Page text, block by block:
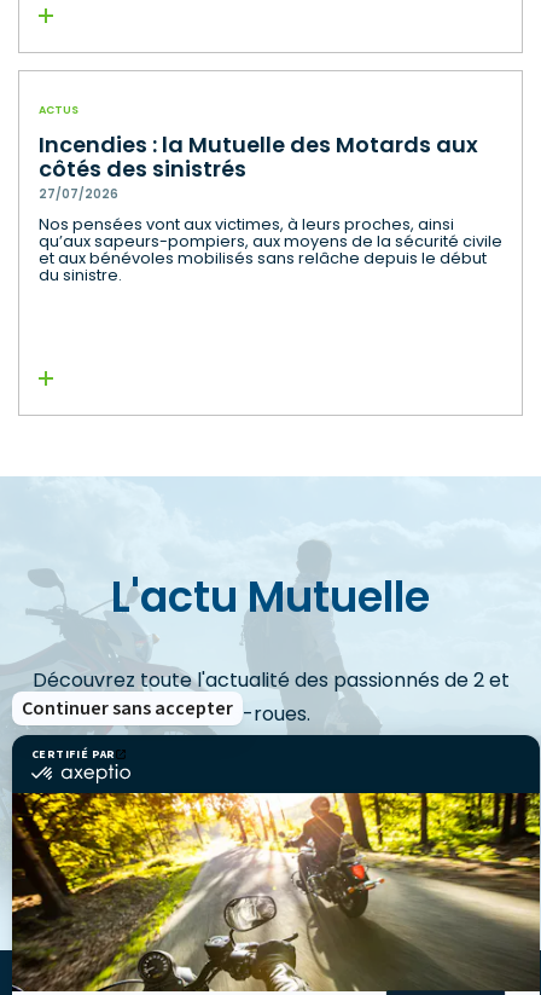
CERTIFIÉ PAR
certifié
Axeptio
-
En
savoir
plus
sur
Axeptio
Continuer sans accepter
Lire la suite
ACTUS
Incendies : la Mutuelle des Motards aux
côtés des sinistrés
27/07/2026
Nos pensées vont aux victimes, à leurs proches, ainsi
qu’aux sapeurs-pompiers, aux moyens de la sécurité civile
et aux bénévoles mobilisés sans relâche depuis le début
du sinistre.
Lire la suite
L'actu Mutuelle
Découvrez toute l'actualité des passionnés de 2 et
3-roues.
VOIR LES ACTUS
LA MUTUELLE